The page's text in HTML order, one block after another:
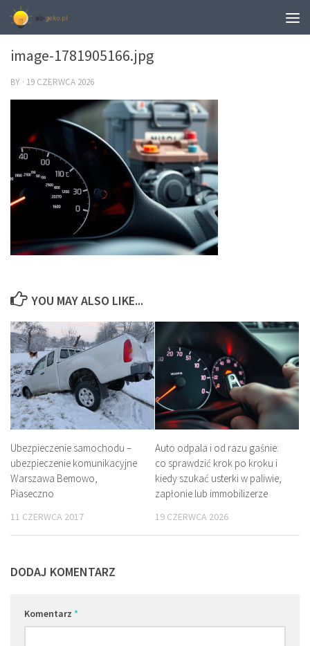
0
image-1781905166.jpg
BY · 19 CZERWCA 2026
YOU MAY ALSO LIKE...
Ubezpieczenie samochodu –
ubezpieczenie komunikacyjne
Warszawa Bemowo,
Piaseczno
11 CZERWCA 2017
Auto odpala i od razu gaśnie:
co sprawdzić krok po kroku i
kiedy szukać usterki w paliwie,
zapłonie lub immobilizerze
19 CZERWCA 2026
DODAJ KOMENTARZ
Komentarz *